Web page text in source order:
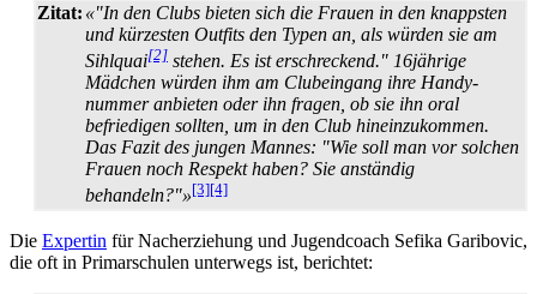
Zitat: «"In den Clubs bieten sich die Frauen in den knappsten
und kürzesten Outfits den Typen an, als würden sie am
Sihlquai[2] stehen. Es ist erschreckend." 16jährige
Mädchen würden ihm am Club­eingang ihre Handy­
nummer anbieten oder ihn fragen, ob sie ihn oral
befriedigen sollten, um in den Club hinein­zukommen.
Das Fazit des jungen Mannes: "Wie soll man vor solchen
Frauen noch Respekt haben? Sie anständig
behandeln?"»[3][4]
Die Expertin für Nacherziehung und Jugendcoach Sefika Garibovic,
die oft in Primarschulen unterwegs ist, berichtet: